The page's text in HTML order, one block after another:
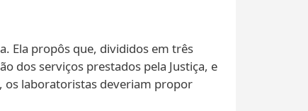
Ela propôs que, divididos em três
dos serviços prestados pela Justiça, e
os laboratoristas deveriam propor